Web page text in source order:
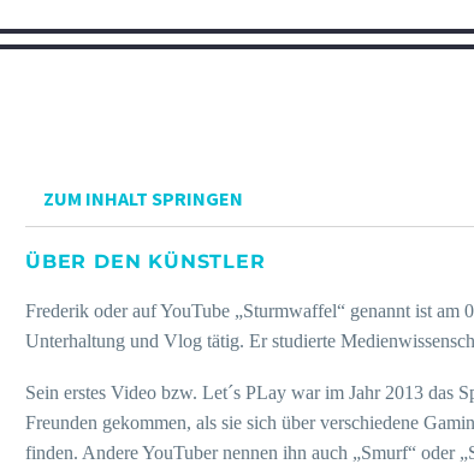
ZUM INHALT SPRINGEN
ÜBER DEN KÜNSTLER
Frederik oder auf YouTube „Sturmwaffel“ genannt ist am
Unterhaltung und Vlog tätig. Er studierte
Sein erstes Video bzw. Let´s PLay war im Jahr 2013 das
Freunden gekommen, als sie sich über verschiedene
finden. Andere YouTuber nennen ihn auch „Smurf“ oder